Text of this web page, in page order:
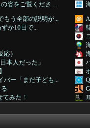
姿をご覧くださ...
もう全部の説明が...
か10日で...
）
本人だった」
バー「まだ子ども...
みた！
」と大統領が発...
（海外の反応...